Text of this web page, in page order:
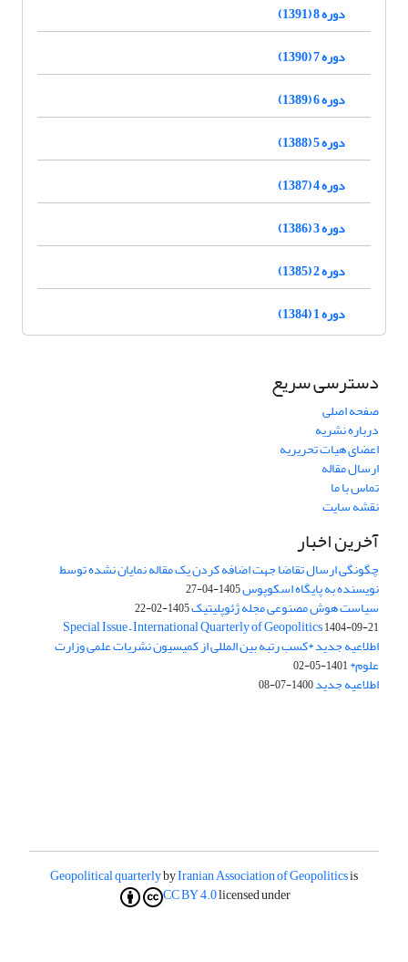
دوره 8 (1391)
دوره 7 (1390)
دوره 6 (1389)
دوره 5 (1388)
دوره 4 (1387)
دوره 3 (1386)
دوره 2 (1385)
دوره 1 (1384)
دسترسی سریع
صفحه اصلی
درباره نشریه
اعضای هیات تحریریه
ارسال مقاله
تماس با ما
نقشه سایت
آخرین اخبار
چگونگی ارسال تقاضا جهت اضافه کردن یک مقاله نمایان نشده توسط
نویسنده به پایگاه اسکوپوس1405-04-27
سیاست هوش مصنوعی مجله ژئوپلیتیک1405-02-22
Special Issue – International Quarterly of Geopolitics1404-09-21
اطلاعیه جدید *کسب رتبه بین المللی از کمیسیون نشریات علمی وزارت
علوم*1401-05-02
اطلاعیه جدید1400-07-08
Geopolitical quarterlybyIranian Association of Geopoliticsis
licensed under
CC BY 4.0